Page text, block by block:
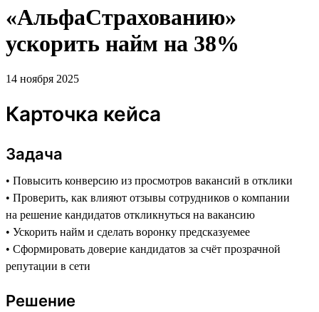
«АльфаСтрахованию»
ускорить найм на 38%
14 ноября 2025
Карточка кейса
Задача
• Повысить конверсию из просмотров вакансий в отклики
• Проверить, как влияют отзывы сотрудников о компании
на решение кандидатов откликнуться на вакансию
• Ускорить найм и сделать воронку предсказуемее
• Сформировать доверие кандидатов за счёт прозрачной
репутации в сети
Решение